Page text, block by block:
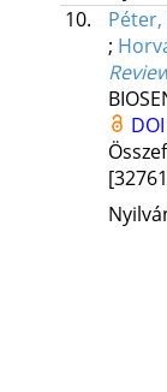
10.
;
DOI